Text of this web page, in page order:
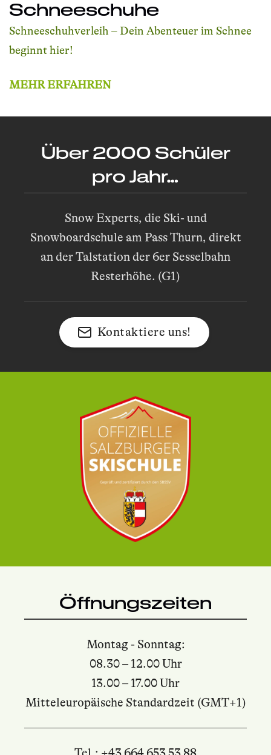
Schneeschuhe
Schneeschuhverleih – Dein Abenteuer im Schnee
beginnt hier!
MEHR ERFAHREN
Über 2000 Schüler
pro Jahr…
Snow Experts, die Ski- und
Snowboardschule am Pass Thurn, direkt
an der Talstation der 6er Sesselbahn
Resterhöhe. (G1)
Kontaktiere uns!
Öffnungszeiten
Montag - Sonntag:
08.30 – 12.00 Uhr
13.00 – 17.00 Uhr
Mitteleuropäische Standardzeit (GMT+1)